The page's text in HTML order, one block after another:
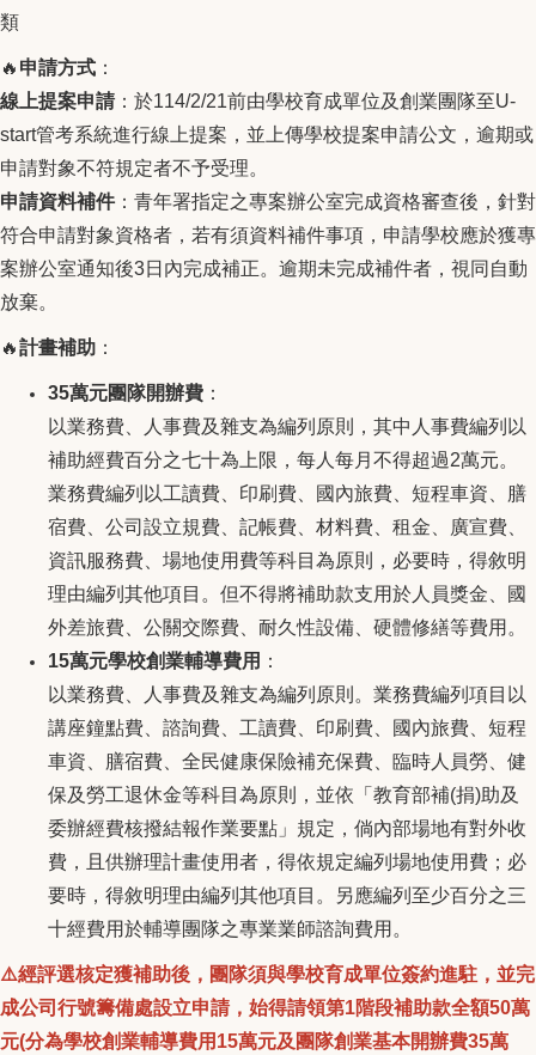
類
🔥 申請方式 ：
線上提案申請：於114/2/21前由學校育成單位及創業團隊至U-
start管考系統進行線上提案，並上傳學校提案申請公文，逾期或
申請對象不符規定者不予受理。
申請資料補件：青年署指定之專案辦公室完成資格審查後，針對
符合申請對象資格者，若有須資料補件事項，申請學校應於獲專
案辦公室通知後3日內完成補正。逾期未完成補件者，視同自動
放棄。
🔥計畫補助 ：
35萬元團隊開辦費 ：
以業務費、人事費及雜支為編列原則，其中人事費編列以
補助經費百分之七十為上限，每人每月不得超過2萬元。
業務費編列以工讀費、印刷費、國內旅費、短程車資、膳
宿費、公司設立規費、記帳費、材料費、租金、廣宣費、
資訊服務費、場地使用費等科目為原則，必要時，得敘明
理由編列其他項目。但不得將補助款支用於人員獎金、國
外差旅費、公關交際費、耐久性設備、硬體修繕等費用。
15萬元學校創業輔導費用 ：
以業務費、人事費及雜支為編列原則。業務費編列項目以
講座鐘點費、諮詢費、工讀費、印刷費、國內旅費、短程
車資、膳宿費、全民健康保險補充保費、臨時人員勞、健
保及勞工退休金等科目為原則，並依「教育部補(捐)助及
委辦經費核撥結報作業要點」規定，倘內部場地有對外收
費，且供辦理計畫使用者，得依規定編列場地使用費；必
要時，得敘明理由編列其他項目。另應編列至少百分之三
十經費用於輔導團隊之專業業師諮詢費用。
⚠️經評選核定獲補助後，團隊須與學校育成單位簽約進駐，並完
成公司行號籌備處設立申請，始得請領第1階段補助款全額50萬
元(分為學校創業輔導費用15萬元及團隊創業基本開辦費35萬